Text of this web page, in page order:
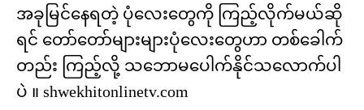
အခုမြင်နေရတဲ့ ပုံလေးတွေကို ကြည့်လိုက်မယ်ဆို
ရင် တော်တော်များများပုံလေးတွေဟာ တစ်ခေါက်
တည်း ကြည့်လို့ သဘောမပေါက်နိုင်သလောက်ပါ
ပဲ ။ shwekhitonlinetv.com